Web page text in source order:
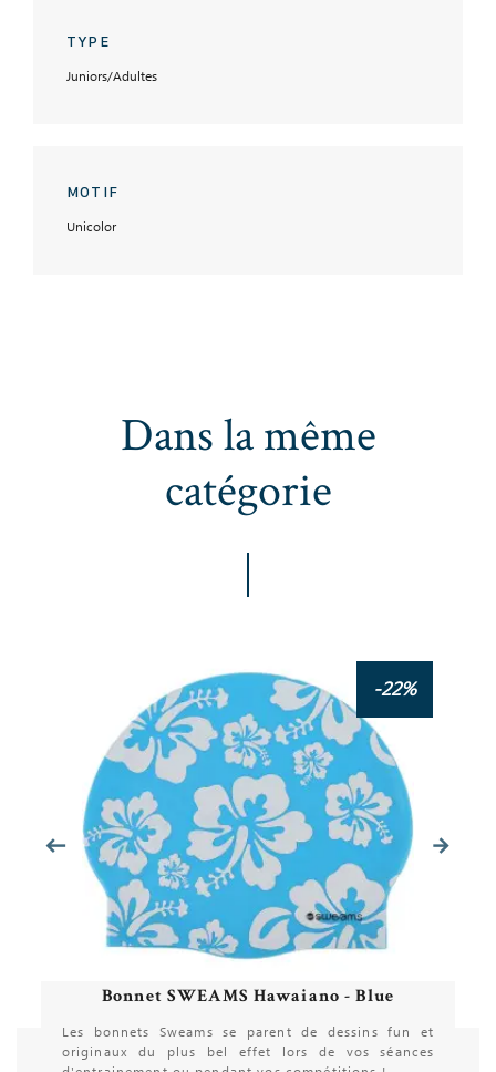
TYPE
Juniors/Adultes
MOTIF
Unicolor
Dans la même
catégorie
-22%
Bonnet SWEAMS Hawaiano - Blue
Les bonnets Sweams se parent de dessins fun et
originaux du plus bel effet lors de vos séances